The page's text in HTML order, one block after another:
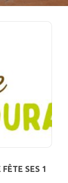
SES 1